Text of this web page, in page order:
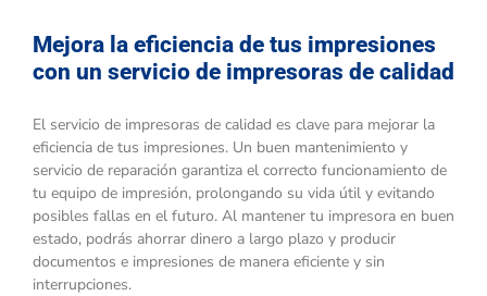
Mejora la eficiencia de tus impresiones
con un servicio de impresoras de calidad
El servicio de impresoras de calidad es clave para mejorar la
eficiencia de tus impresiones. Un buen mantenimiento y
servicio de reparación garantiza el correcto funcionamiento de
tu equipo de impresión, prolongando su vida útil y evitando
posibles fallas en el futuro. Al mantener tu impresora en buen
estado, podrás ahorrar dinero a largo plazo y producir
documentos e impresiones de manera eficiente y sin
interrupciones.